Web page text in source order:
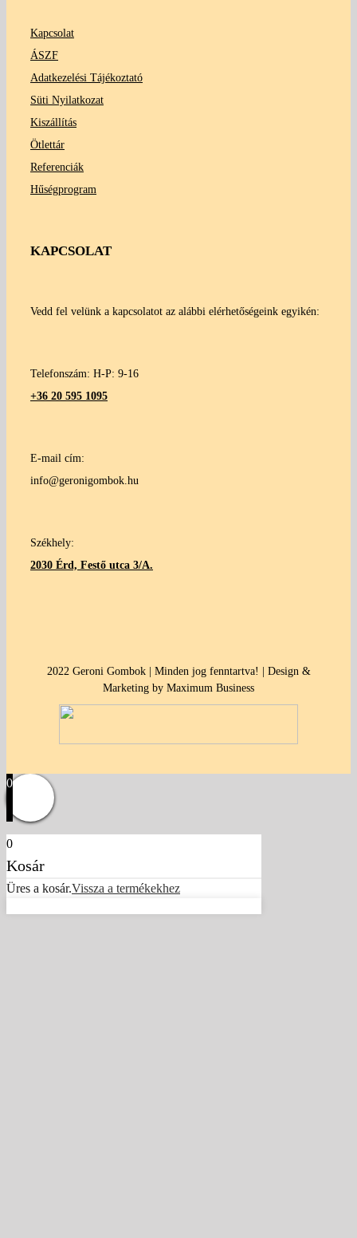
Kapcsolat
ÁSZF
Adatkezelési Tájékoztató
Süti Nyilatkozat
Kiszállítás
Ötlettár
Referenciák
Hűségprogram
KAPCSOLAT
Vedd fel velünk a kapcsolatot az alábbi elérhetőségeink egyikén:
Telefonszám: H-P: 9-16
+36 20 595 1095
E-mail cím:
info@geronigombok.hu
Székhely:
2030 Érd, Festő utca 3/A.
2022 Geroni Gombok | Minden jog fenntartva! | Design &
Marketing by Maximum Business
0
0
Kosár
Üres a kosár.Vissza a termékekhez